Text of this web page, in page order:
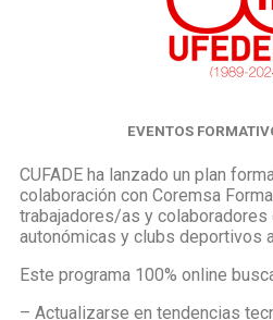
EVENTOS
CUFADE ha lanzado un plan
colaboración con Coremsa
trabajadores/as y
autonómicas y clubs deportivos
Este programa 100% online
– Actualizarse en tendencias